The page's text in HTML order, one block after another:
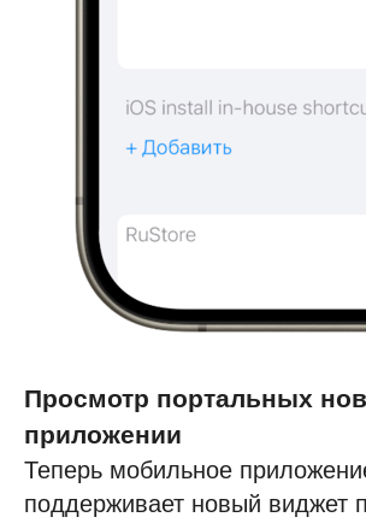
Просмотр портальных
приложении
Теперь мобильное
поддерживает новый виджет